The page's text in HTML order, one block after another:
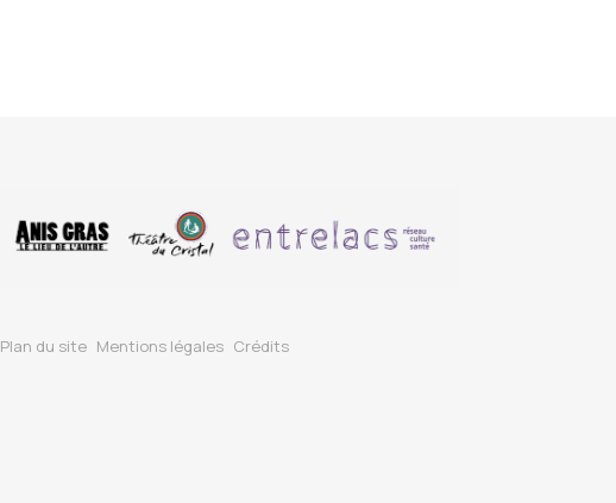
Plan du site Mentions légales Crédits